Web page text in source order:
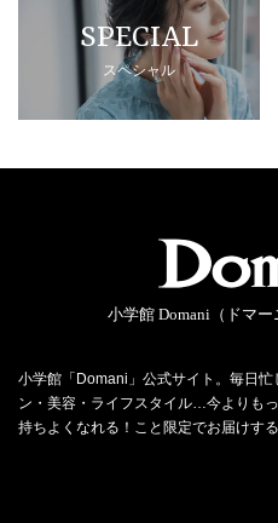
SPECIAL
スペシャル
小学館 Domani（ドマ
小学館「Domani」公式サイト。毎日
ン・美容・ライフスタイル…今よりも
持ちよくなれる！こと限定でお届けする